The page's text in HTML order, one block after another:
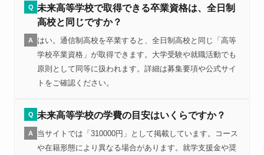
Q 未来高等学校で取得できる卒業資格は、全日制
高校と同じですか？
A
はい。通信制高校を卒業すると、全日制高校と同じ「高等
学校卒業資格」が取得できます。大学受験や就職活動でも
原則として同等に扱われます。詳細は募集要項や公式サイ
トをご確認ください。
Q 未来高等学校の学費の目安はいくらですか？
A
当サイトでは「310000円」として掲載しています。コース
や在籍形態により異なる場合があります。就学支援金や奨